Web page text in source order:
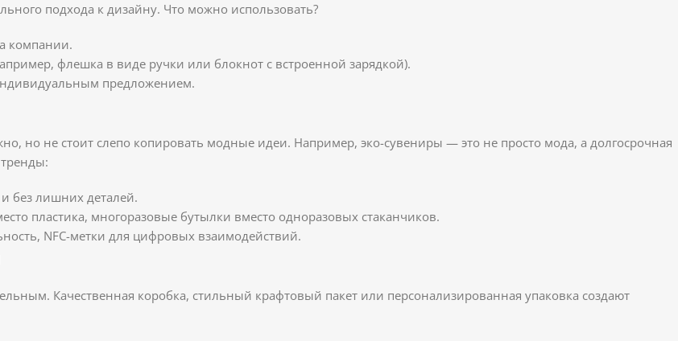
подхода к дизайну. Что можно использовать?
компании.
флешка в виде ручки или блокнот с встроенной зарядкой).
предложением.
но не стоит слепо копировать модные идеи. Например, эко-сувениры — это не просто мода, а долгосрочная
тренды:
без лишних деталей.
пластика, многоразовые бутылки вместо одноразовых стаканчиков.
NFC-метки для цифровых взаимодействий.
Качественная коробка, стильный крафтовый пакет или персонализированная упаковка создают